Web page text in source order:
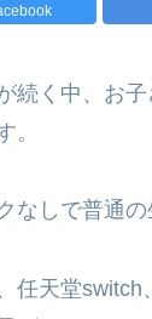
続く中、お
。
なしで普通
任天堂